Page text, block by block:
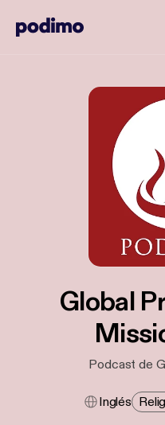
Global
Podcast de
Inglés